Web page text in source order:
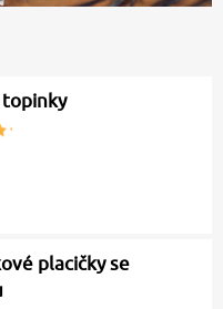
placičky se